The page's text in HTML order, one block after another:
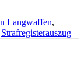
Langwaffen,
Strafregisterauszug